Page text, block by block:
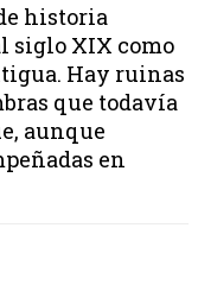
historia
siglo XIX como
Hay ruinas
que todavía
aunque
en